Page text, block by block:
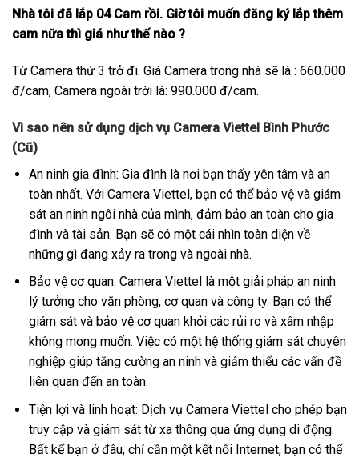
Nhà tôi đã lắp 04 Cam rồi. Giờ tôi muốn đăng ký lắp thêm
cam nữa thì giá như thế nào ?
Từ Camera thứ 3 trở đi. Giá Camera trong nhà sẽ là : 660.000
đ/cam, Camera ngoài trời là: 990.000 đ/cam.
Vì sao nên sử dụng dịch vụ Camera Viettel Bình Phước
(Cũ)
An ninh gia đình: Gia đình là nơi bạn thấy yên tâm và an
toàn nhất. Với Camera Viettel, bạn có thể bảo vệ và giám
sát an ninh ngôi nhà của mình, đảm bảo an toàn cho gia
đình và tài sản. Bạn sẽ có một cái nhìn toàn diện về
những gì đang xảy ra trong và ngoài nhà.
Bảo vệ cơ quan: Camera Viettel là một giải pháp an ninh
lý tưởng cho văn phòng, cơ quan và công ty. Bạn có thể
giám sát và bảo vệ cơ quan khỏi các rủi ro và xâm nhập
không mong muốn. Việc có một hệ thống giám sát chuyên
nghiệp giúp tăng cường an ninh và giảm thiểu các vấn đề
liên quan đến an toàn.
Tiện lợi và linh hoạt: Dịch vụ Camera Viettel cho phép bạn
truy cập và giám sát từ xa thông qua ứng dụng di động.
Bất kể bạn ở đâu, chỉ cần một kết nối Internet, bạn có thể